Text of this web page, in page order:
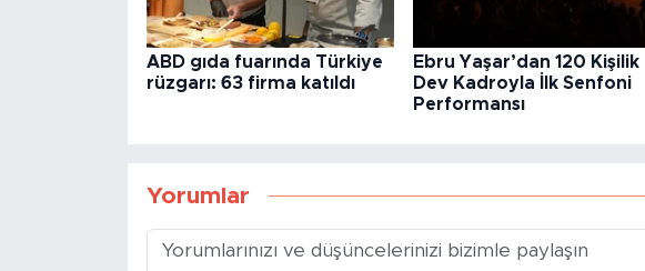
ABD gıda fuarında Türkiye
rüzgarı: 63 firma katıldı
Ebru Yaşar’dan 120 Kişilik
Dev Kadroyla İlk Senfoni
Performansı
Yorumlar